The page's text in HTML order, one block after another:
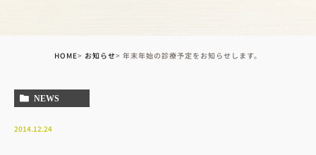
HOME お知らせ 年末年始の診療予定をお知らせします。
NEWS
2014.12.24